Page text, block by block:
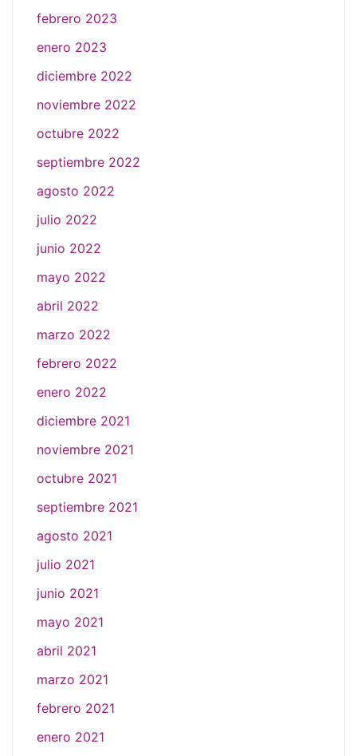
febrero 2023
enero 2023
diciembre 2022
noviembre 2022
octubre 2022
septiembre 2022
agosto 2022
julio 2022
junio 2022
mayo 2022
abril 2022
marzo 2022
febrero 2022
enero 2022
diciembre 2021
noviembre 2021
octubre 2021
septiembre 2021
agosto 2021
julio 2021
junio 2021
mayo 2021
abril 2021
marzo 2021
febrero 2021
enero 2021